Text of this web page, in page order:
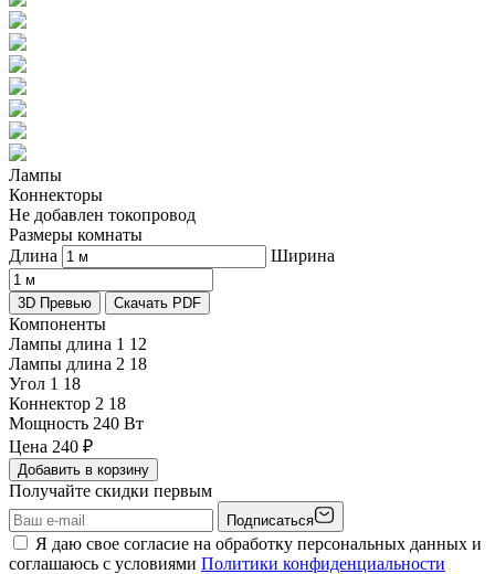
Лампы
Коннекторы
Не добавлен токопровод
Размеры комнаты
Длина
Ширина
3D Превью Скачать PDF
Компоненты
Лампы длина 1 12
Лампы длина 2 18
Угол 1 18
Коннектор 2 18
Мощность 240 Вт
Цена 240 ₽
Добавить в корзину
Получайте скидки первым
Подписаться
Я даю свое согласие на обработку персональных данных и
соглашаюсь с условиями Политики конфиденциальности